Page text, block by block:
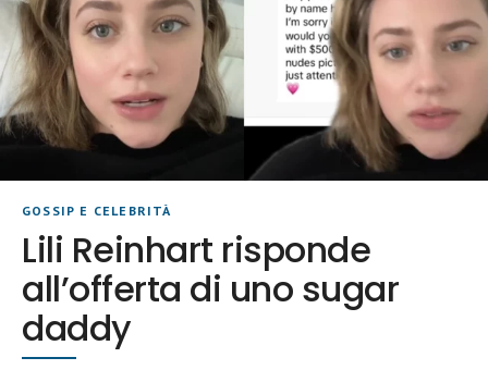
GOSSIP E CELEBRITÀ
Lili Reinhart risponde
all’offerta di uno sugar
daddy